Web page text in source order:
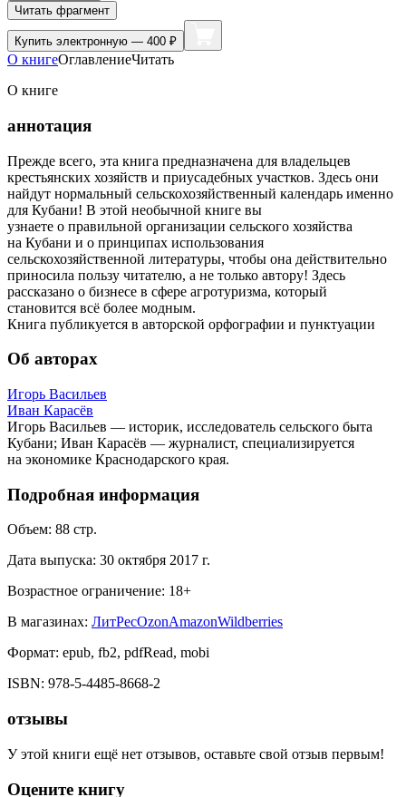
Читать фрагмент
Купить электронную — 400 ₽
О книгеОглавлениеЧитать
О книге
аннотация
Прежде всего, эта книга предназначена для владельцев
крестьянских хозяйств и приусадебных участков. Здесь они
найдут нормальный сельскохозяйственный календарь именно
для Кубани! В этой необычной книге вы
узнаете о правильной организации сельского хозяйства
на Кубани и о принципах использования
сельскохозяйственной литературы, чтобы она действительно
приносила пользу читателю, а не только автору! Здесь
рассказано о бизнесе в сфере агротуризма, который
становится всё более модным.
Книга публикуется в авторской орфографии и пунктуации
Об авторах
Игорь Васильев
Иван Карасёв
Игорь Васильев — историк, исследователь сельского быта
Кубани; Иван Карасёв — журналист, специализируется
на экономике Краснодарского края.
Подробная информация
Объем: 88 стр.
Дата выпуска: 30 октября 2017 г.
Возрастное ограничение: 18+
В магазинах: ЛитРесOzonAmazonWildberries
Формат: epub, fb2, pdfRead, mobi
ISBN: 978-5-4485-8668-2
отзывы
У этой книги ещё нет отзывов, оставьте свой отзыв первым!
Оцените книгу